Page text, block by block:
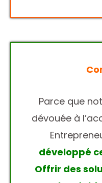
Parce que
dévouée à
développé
Offrir des